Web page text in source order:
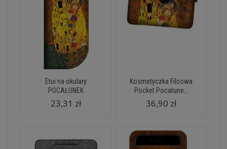
Etui na okulary
POCAŁUNEK
23,31 zł
Kosmetyczka Filcowa
Pocket Pocałune...
36,90 zł